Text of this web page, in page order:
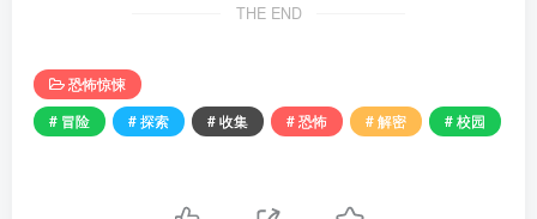
THE END
恐怖惊悚
# 冒险
# 探索 # 收集 # 恐怖 # 解密 # 校园